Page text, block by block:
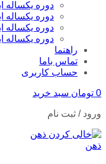
دوره یکساله
دوره یکساله
دوره یکساله
دوره یکساله
راهنما
تماس باما
حساب کاربری
0 تومان سبد خرید
ورود / ثبت نام
ذهن